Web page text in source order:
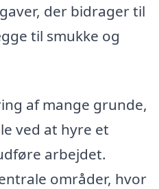
der bidrager til
til smukke og
af mange grunde,
ved at hyre et
arbejdet.
områder, hvor